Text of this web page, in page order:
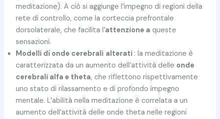
meditazione). A ciò si aggiunge l’impegno di regioni della
rete di controllo, come la corteccia prefrontale
dorsolaterale, che facilita l’attenzione a queste
sensazioni.
Modelli di onde cerebrali alterati : la meditazione è
caratterizzata da un aumento dell’attività delle onde
cerebrali alfa e theta, che riflettono rispettivamente
uno stato di rilassamento e di profondo impegno
mentale. L’abilità nella meditazione è correlata a un
aumento dell’attività delle onde theta nelle regioni